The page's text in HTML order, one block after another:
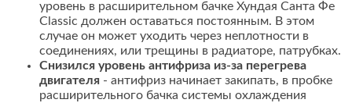
уровень в расширительном бачке Хундая Санта Фе
Classic должен оставаться постоянным. В этом
случае он может уходить через неплотности в
соединениях, или трещины в радиаторе, патрубках.
Снизился уровень антифриза из-за перегрева
двигателя - антифриз начинает закипать, в пробке
расширительного бачка системы охлаждения